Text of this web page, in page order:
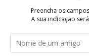
Preencha os
A sua indicação